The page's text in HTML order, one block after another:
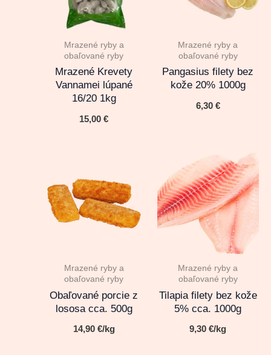
Mrazené ryby a
obaľované ryby
Mrazené Krevety
Vannamei lúpané
16/20 1kg
15,00€
Mrazené ryby a
obaľované ryby
Pangasius filety bez
kože 20% 1000g
6,30 €
Mrazené ryby a
obaľované ryby
Obaľované porcie z
lososa cca. 500g
14,90 €/kg
Mrazené ryby a
obaľované ryby
Tilapia filety bez kože
5% cca. 1000g
9,30€/kg